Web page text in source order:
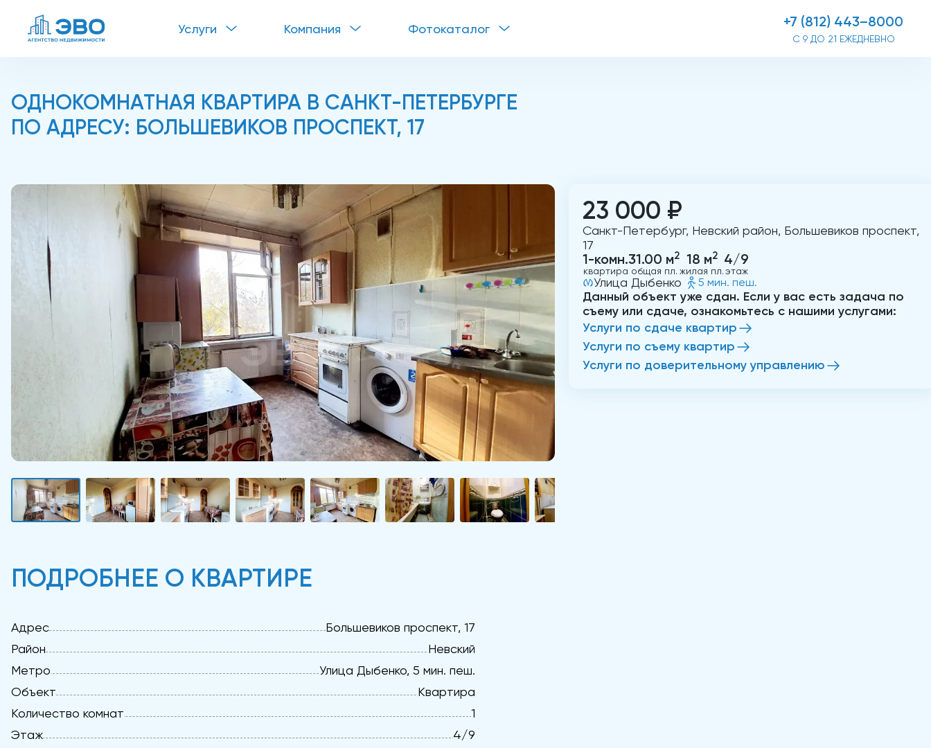
Услуги Компания Фотокаталог +7 (812) 443–8000
С 9 ДО 21 ЕЖЕДНЕВНО
ОДНОКОМНАТНАЯ КВАРТИРА В САНКТ-ПЕТЕРБУРГЕ
ПО АДРЕСУ: БОЛЬШЕВИКОВ ПРОСПЕКТ, 17
ПОДРОБНЕЕ О КВАРТИРЕ
Адрес
Большевиков проспект, 17
Район
Невский
Метро
Улица Дыбенко, 5 мин. пеш.
Объект
Квартира
Количество комнат
1
Этаж
4/9
23 000 ₽
Санкт-Петербург, Невский район, Большевиков проспект,
17
1-комн.
квартира
31.00 м2
общая пл.
18 м2
жилая пл.
4/9
этаж
Улица Дыбенко 5 мин. пеш.
Данный объект уже сдан. Если у вас есть задача по
съему или сдаче, ознакомьтесь с нашими услугами:
Услуги по сдаче квартир
Услуги по съему квартир
Услуги по доверительному управлению